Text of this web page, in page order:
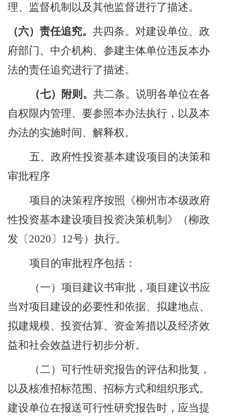
理、监督机制以及其他监督进行了描述。
（六）责任追究。 共四条。对建设单位、政
府部门、中介机构、参建主体单位违反本办
法的责任追究进行了描述。
（七）附则 。 共二条。 说明各单位在各
自权限内管理、要参照本办法执行，以及本
办法的实施时间、解释权。
五、政府性投资基本建设项目的决策和
审批程序
项目的决策程序按照《柳州市本级政府
性投资基本建设项目投资决策机制》（柳政
发〔2020〕 12号）执行。
项目的审批程序包括：
（一）项目建议书审批， 项目建议书应
当对项目建设的必要性和依据、拟建地点、
拟建规模、投资估算、资金筹措以及经济效
益和社会效益进行初步分析。
（二）可行性研究报告的评估和批复，
以及核准招标范围、招标方式和组织形式。
建设单位在报送可行性研究报告时，应当提